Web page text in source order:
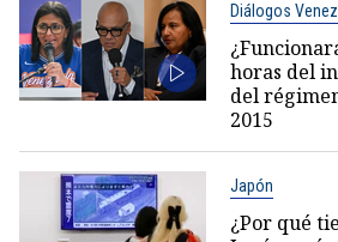
Diálogos
horas del
del
2015
Japón
¿Por qué